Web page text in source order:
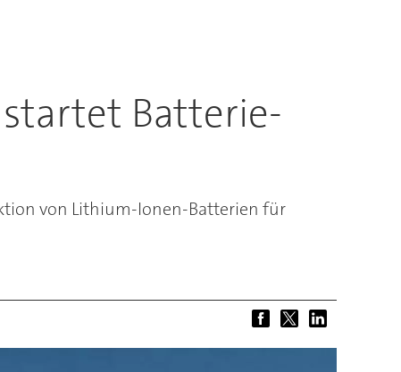
startet Batterie-
von Lithium-Ionen-Batterien für